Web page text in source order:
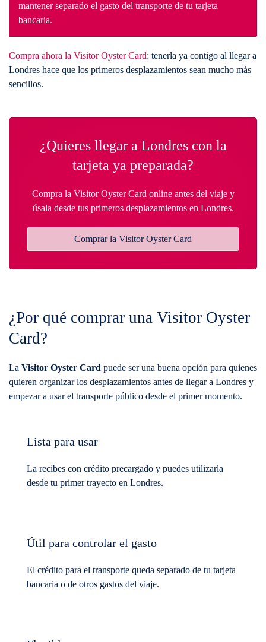
mantener separado el gasto del transporte de tu tarjeta
bancaria.
Compra ahora la Visitor Oyster Card: tenerla ya contigo al llegar a
Londres hace que los primeros desplazamientos sean mucho más
sencillos.
¿Quieres llegar a Londres con la
tarjeta ya preparada?
Compra la Visitor Oyster Card online antes del viaje y
úsala desde tus primeros desplazamientos en Londres.
Comprar la Visitor Oyster Card
¿Por qué comprar una Visitor Oyster
Card?
La Visitor Oyster Card puede ser una buena opción para quienes
quieren organizar los desplazamientos antes de llegar a Londres y
empezar a usar el transporte público desde el primer momento.
Lista para usar
La recibes con crédito precargado y puedes utilizarla
desde tu primer trayecto en Londres.
Útil para controlar el gasto
El crédito para el transporte queda separado de tu tarjeta
bancaria o de otros gastos del viaje.